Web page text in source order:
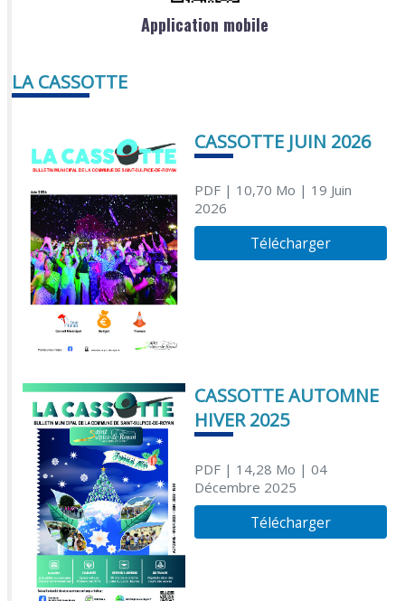
Application mobile
LA CASSOTTE
CASSOTTE JUIN 2026
PDF| 10,70 Mo | 19 Juin
2026
Télécharger
CASSOTTE AUTOMNE
HIVER 2025
PDF| 14,28 Mo | 04
Décembre 2025
Télécharger